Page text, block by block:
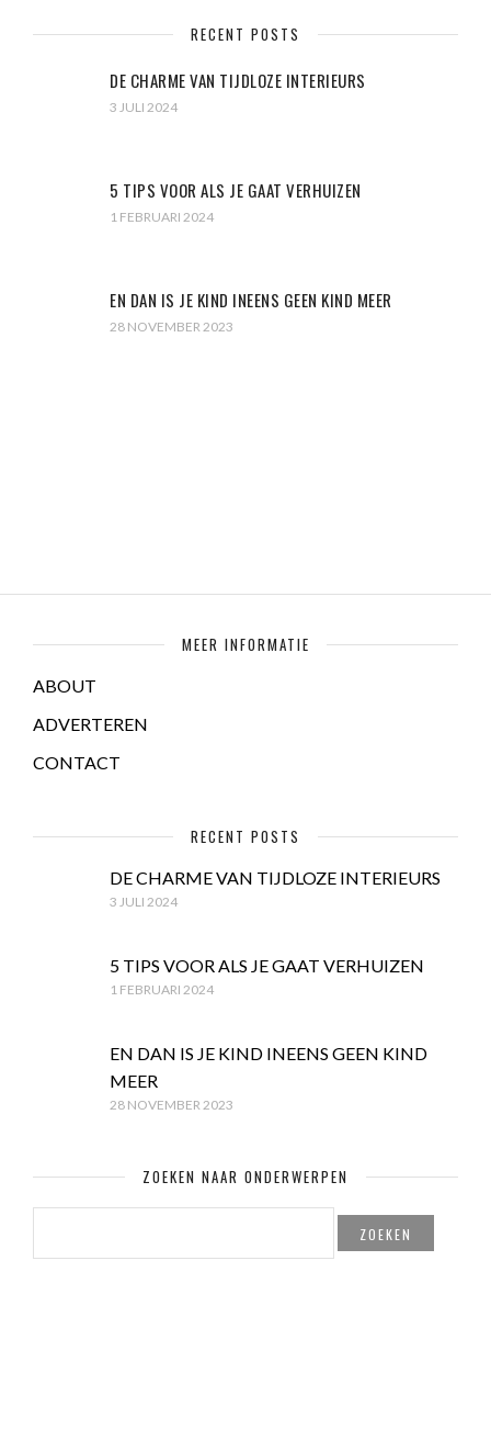
RECENT POSTS
DE CHARME VAN TIJDLOZE INTERIEURS
3 JULI 2024
5 TIPS VOOR ALS JE GAAT VERHUIZEN
1 FEBRUARI 2024
EN DAN IS JE KIND INEENS GEEN KIND MEER
28 NOVEMBER 2023
MEER INFORMATIE
ABOUT
ADVERTEREN
CONTACT
RECENT POSTS
DE CHARME VAN TIJDLOZE INTERIEURS
3 JULI 2024
5 TIPS VOOR ALS JE GAAT VERHUIZEN
1 FEBRUARI 2024
EN DAN IS JE KIND INEENS GEEN KIND
MEER
28 NOVEMBER 2023
ZOEKEN NAAR ONDERWERPEN
ZOEKEN